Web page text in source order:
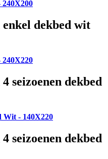
enkel dekbed wit
seizoenen dekbed
Wit - 140X220
seizoenen dekbed